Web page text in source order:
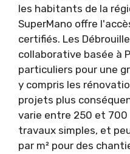
les habitants de la
SuperMano offre
certifiés. Les
collaborative basée à
particuliers pour une
y compris les
projets plus
varie entre 250 et 700
travaux simples, et
par m² pour des